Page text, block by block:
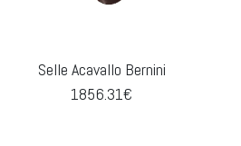
Selle Acavallo Bernini
1856.31€